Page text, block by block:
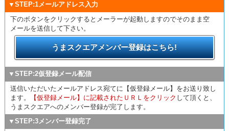
▼STEP:1メールアドレス入力
下のボタンをクリックするとメーラーが起動しますのでそのまま空
メールを送信して下さい。
うまスクエアメンバー登録はこちら!
▼STEP:2仮登録メール配信
送信いただいたメールアドレス宛てに【仮登録メール】をお送り致し
ます。
【仮登録メール】に記載されたＵＲＬをクリック して頂くと、
うまスクエアへのメンバー登録が完了します。
▼STEP:3メンバー登録完了